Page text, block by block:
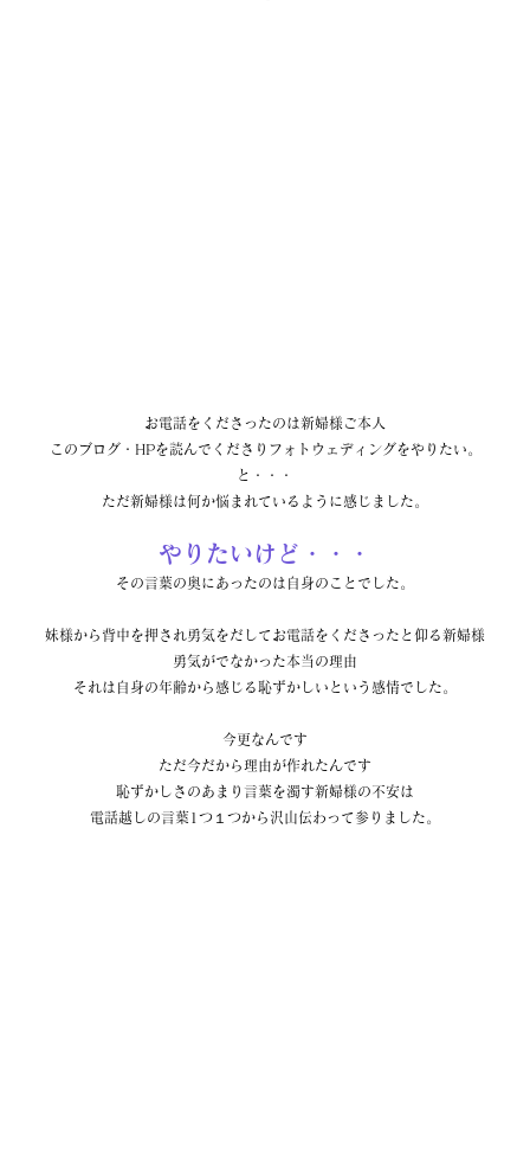
お電話をくださったのは新婦様ご本人
このブログ・HPを読んでくださりフォトウェディングをやりたい。
と・・・
ただ新婦様は何か悩まれているように感じました。
やりたいけど・・・
その言葉の奥にあったのは自身のことでした。
妹様から背中を押され勇気をだしてお電話をくださったと仰る新婦様
勇気がでなかった本当の理由
それは自身の年齢から感じる恥ずかしいという感情でした。
今更なんです
ただ今だから理由が作れたんです
恥ずかしさのあまり言葉を濁す新婦様の不安は
電話越しの言葉1つ１つから沢山伝わって参りました。